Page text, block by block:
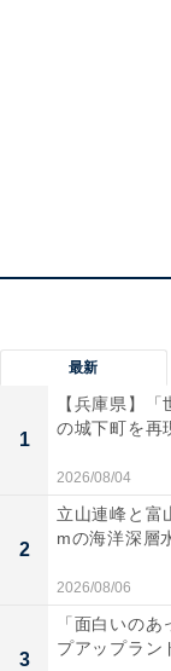
最新
1
【兵庫県】
の城下町を再
2026/08/04
2
立山連峰と富
mの海洋深層
2026/08/06
3
「面白いの
プアップラン